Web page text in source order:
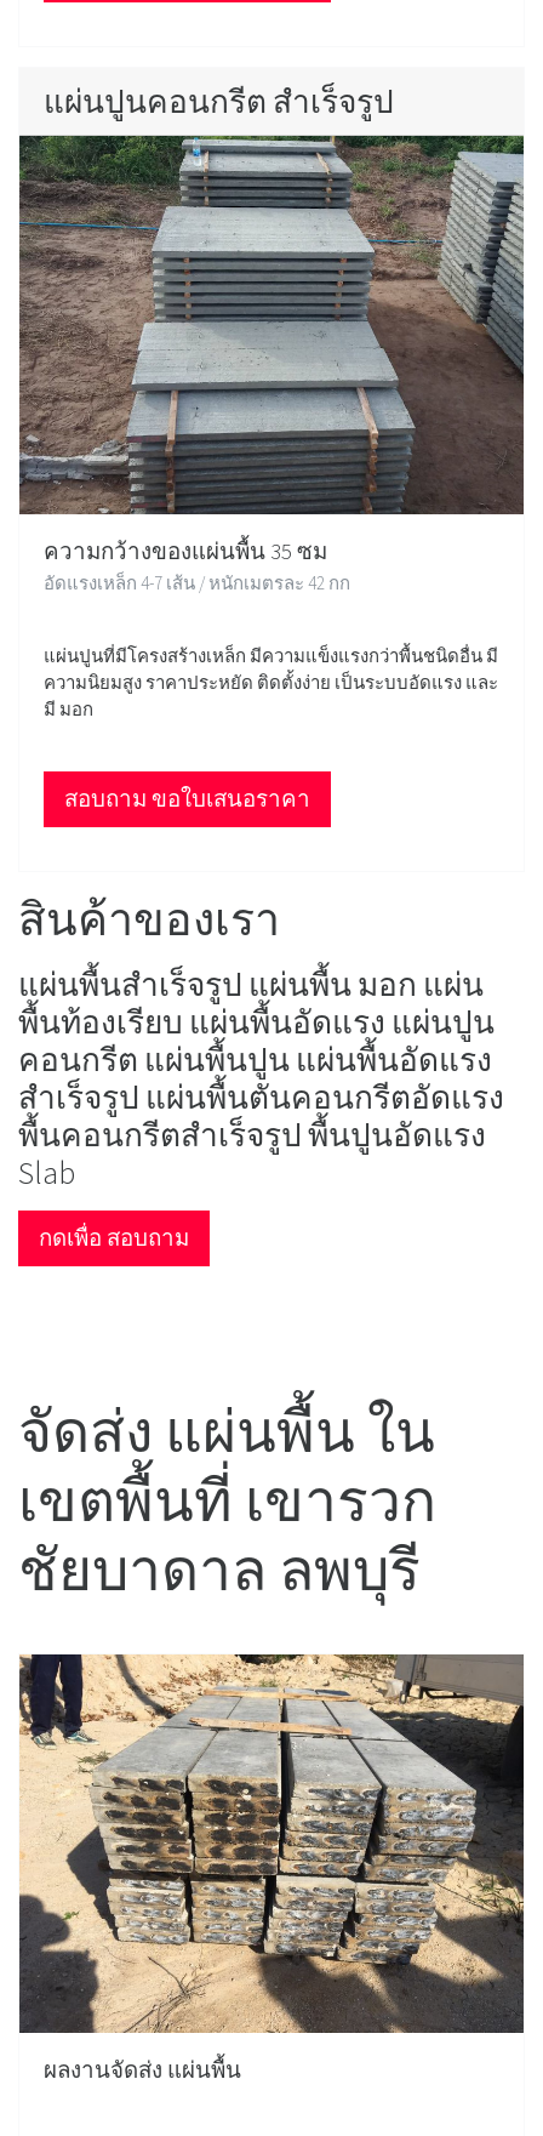
แผ่นปูนคอนกรีต สำเร็จรูป
ความกว้างของแผ่นพื้น 35 ซม
อัดแรงเหล็ก 4-7 เส้น / หนักเมตรละ 42 กก
แผ่นปูนที่มีโครงสร้างเหล็ก มีความแข็งแรงกว่าพื้นชนิดอื่น มี
ความนิยมสูง ราคาประหยัด ติดตั้งง่าย เป็นระบบอัดแรง และ
มี มอก
สอบถาม ขอใบเสนอราคา
สินค้าของเรา
แผ่นพื้นสำเร็จรูป แผ่นพื้น มอก แผ่น
พื้นท้องเรียบ แผ่นพื้นอัดแรง แผ่นปูน
คอนกรีต แผ่นพื้นปูน แผ่นพื้นอัดแรง
สำเร็จรูป แผ่นพื้นตันคอนกรีตอัดแรง
พื้นคอนกรีตสำเร็จรูป พื้นปูนอัดแรง
Slab
กดเพื่อ สอบถาม
จัดส่ง แผ่นพื้น ใน
เขตพื้นที่ เขารวก
ชัยบาดาล ลพบุรี
ผลงานจัดส่ง แผ่นพื้น